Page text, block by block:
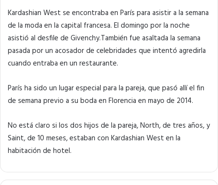
Kardashian West se encontraba en París para asistir a la semana
de la moda en la capital francesa. El domingo por la noche
asistió al desfile de Givenchy.También fue asaltada la semana
pasada por un acosador de celebridades que intentó agredirla
cuando entraba en un restaurante.
París ha sido un lugar especial para la pareja, que pasó allí el fin
de semana previo a su boda en Florencia en mayo de 2014.
No está claro si los dos hijos de la pareja, North, de tres años, y
Saint, de 10 meses, estaban con Kardashian West en la
habitación de hotel.